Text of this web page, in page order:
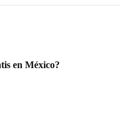
en México?